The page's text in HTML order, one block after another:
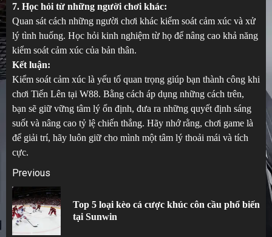
7. Học hỏi từ những người chơi khác:
Quan sát cách những người chơi khác kiểm soát cảm xúc và xử
lý tình huống. Học hỏi kinh nghiệm từ họ để nâng cao khả năng
kiểm soát cảm xúc của bản thân.
Kết luận:
Kiểm soát cảm xúc là yếu tố quan trọng giúp bạn thành công khi
chơi Tiến Lên tại W88. Bằng cách áp dụng những cách trên,
bạn sẽ giữ vững tâm lý ổn định, đưa ra những quyết định sáng
suốt và nâng cao tỷ lệ chiến thắng. Hãy nhớ rằng, chơi game là
để giải trí, hãy luôn giữ cho mình một tâm lý thoải mái và tích
cực.
Post
navigation
Previous
Top 5 loại kèo cá cược khúc côn cầu phổ biến
tại Sunwin